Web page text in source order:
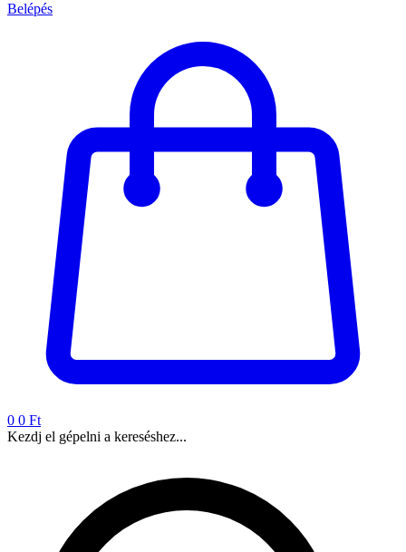
Belépés
0 0 Ft
Kezdj el gépelni a kereséshez...